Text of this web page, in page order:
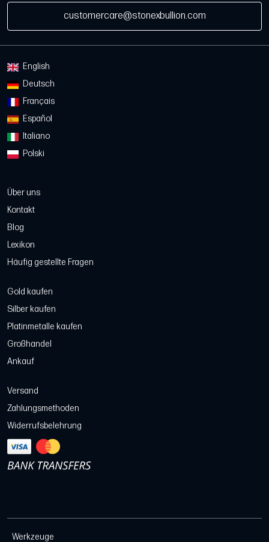
customercare@stonexbullion.com
English
Deutsch
Français
Español
Italiano
Polski
Über uns
Kontakt
Blog
Lexikon
Häufig gestellte Fragen
Gold kaufen
Silber kaufen
Platinmetalle kaufen
Großhandel
Ankauf
Versand
Zahlungsmethoden
Widerrufsbelehrung
Werkzeuge